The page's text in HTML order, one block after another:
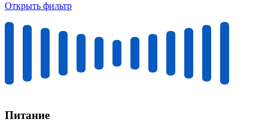
Открыть фильтр
Питание